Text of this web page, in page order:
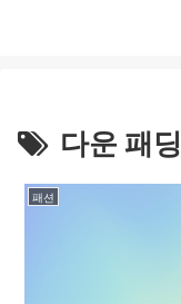
다운 패딩
패션